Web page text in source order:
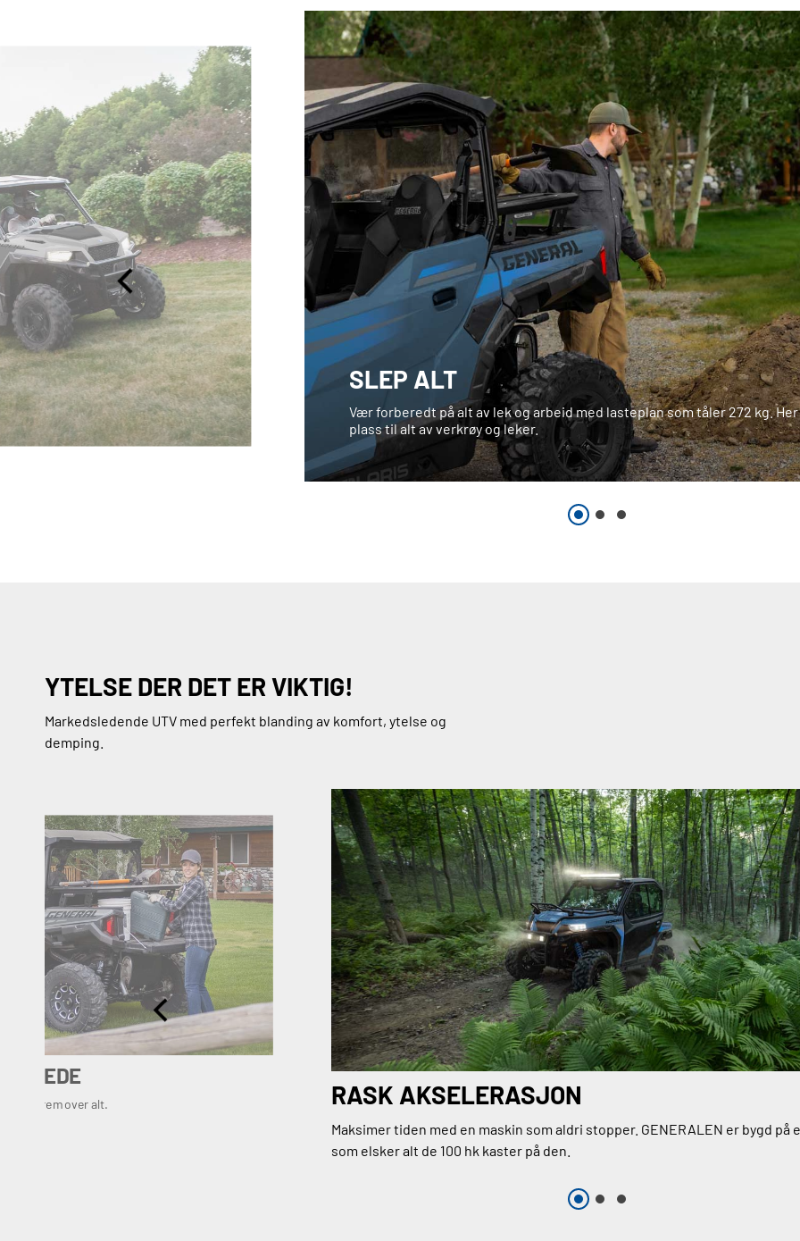
SLEP ALT
Vær forberedt på alt av lek og arbeid med lasteplan som tåler 272 kg.
plass til alt av verkrøy og leker.
YTELSE DER DET ER VIKTIG!
Markedsledende UTV med perfekt blanding av komfort, ytelse og
demping.
deg frem over alt. RASK AKSELERASJON
Maksimer tiden med en maskin som aldri stopper. GENERALEN er bygd på
som elsker alt de 100 hk kaster på den.